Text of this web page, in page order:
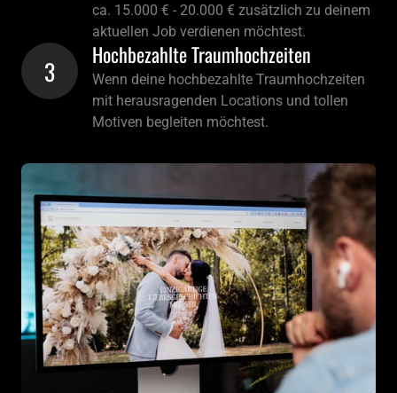
ca. 15.000 € - 20.000 € zusätzlich zu deinem
aktuellen Job verdienen möchtest.
3 Hochbezahlte Traumhochzeiten
Wenn deine hochbezahlte Traumhochzeiten
mit herausragenden Locations und tollen
Motiven begleiten möchtest.